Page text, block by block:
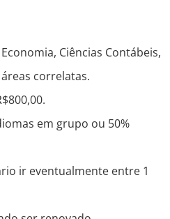
Ciências Contábeis,
correlatas.
em grupo ou 50%
ir eventualmente entre 1